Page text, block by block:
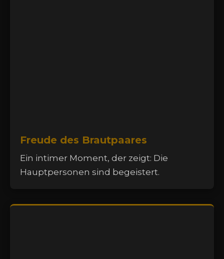
Freude des Brautpaares
Ein intimer Moment, der zeigt: Die
Hauptpersonen sind begeistert.